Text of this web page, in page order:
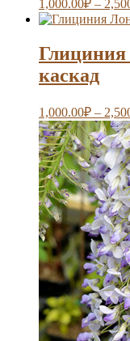
1,000.00₽ –
Глициния
каскад
1,000.00₽ –